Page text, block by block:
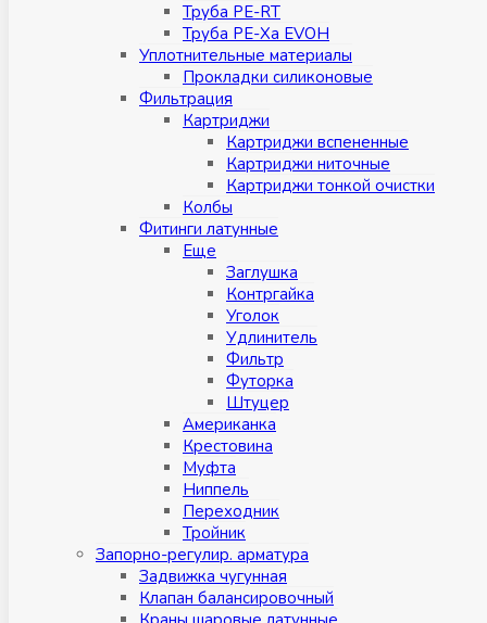
Труба PE-RT
Труба PE-Xa EVOH
Уплотнительные материалы
Прокладки силиконовые
Фильтрация
Картриджи
Картриджи вспененные
Картриджи ниточные
Картриджи тонкой очистки
Колбы
Фитинги латунные
Eщe
Заглушка
Контргайка
Уголок
Удлинитель
Фильтр
Футорка
Штуцер
Американка
Крестовина
Муфта
Ниппель
Переходник
Тройник
Запорно-регулир. арматура
Задвижка чугунная
Клапан балансировочный